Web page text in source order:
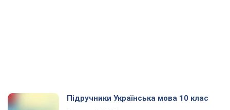
Підручники Українська мова 10 клас